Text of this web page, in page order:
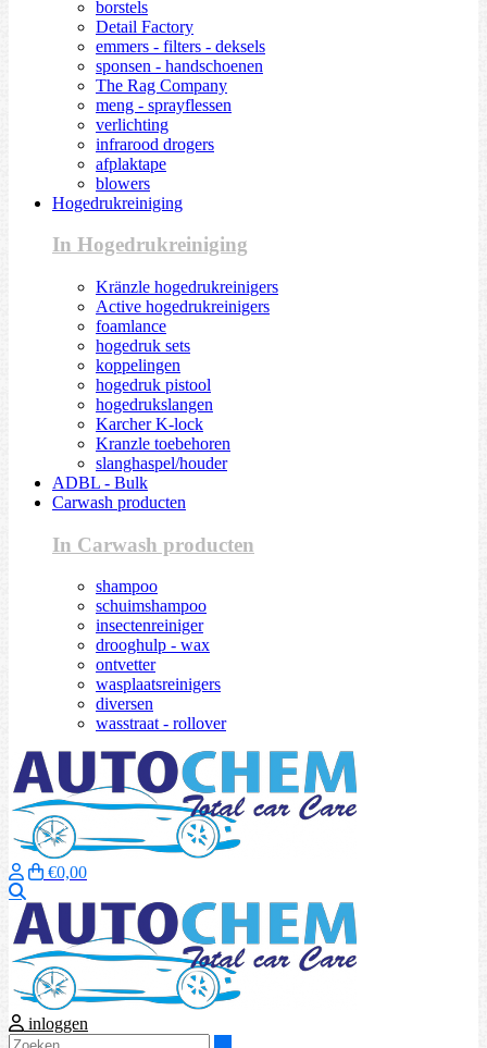
borstels
Detail Factory
emmers - filters - deksels
sponsen - handschoenen
The Rag Company
meng - sprayflessen
verlichting
infrarood drogers
afplaktape
blowers
Hogedrukreiniging
In Hogedrukreiniging
Kränzle hogedrukreinigers
Active hogedrukreinigers
foamlance
hogedruk sets
koppelingen
hogedruk pistool
hogedrukslangen
Karcher K-lock
Kranzle toebehoren
slanghaspel/houder
ADBL - Bulk
Carwash producten
In Carwash producten
shampoo
schuimshampoo
insectenreiniger
drooghulp - wax
ontvetter
wasplaatsreinigers
diversen
wasstraat - rollover
€0,00
inloggen